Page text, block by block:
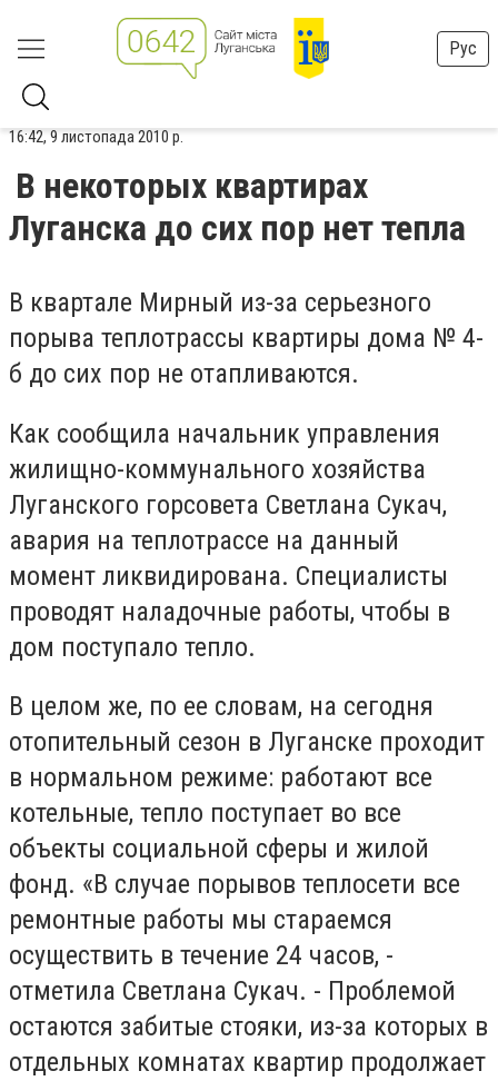
Рус
16:42, 9 листопада 2010 р.
В некоторых квартирах
Луганска до сих пор нет тепла
В квартале Мирный из-за серьезного
порыва теплотрассы квартиры дома № 4-
б до сих пор не отапливаются.
Как сообщила начальник управления
жилищно-коммунального хозяйства
Луганского горсовета Светлана Сукач,
авария на теплотрассе на данный
момент ликвидирована. Специалисты
проводят наладочные работы, чтобы в
дом поступало тепло.
В целом же, по ее словам, на сегодня
отопительный сезон в Луганске проходит
в нормальном режиме: работают все
котельные, тепло поступает во все
объекты социальной сферы и жилой
фонд. «В случае порывов теплосети все
ремонтные работы мы стараемся
осуществить в течение 24 часов, -
отметила Светлана Сукач. - Проблемой
остаются забитые стояки, из-за которых в
отдельных комнатах квартир продолжает